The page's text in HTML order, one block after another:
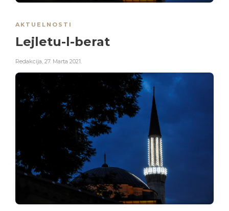
AKTUELNOSTI
Lejletu-l-berat
Redakcija, 27. Marta 2021.